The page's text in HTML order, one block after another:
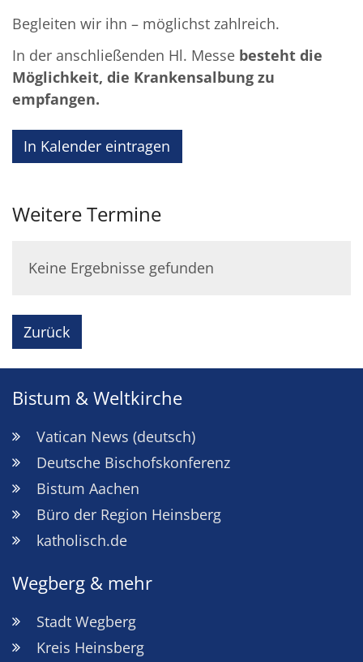
Begleiten wir ihn – möglichst zahlreich.
In der anschließenden Hl. Messe besteht die
Möglichkeit, die Krankensalbung zu
empfangen.
In Kalender eintragen
Weitere Termine
Keine Ergebnisse gefunden
Zurück
Bistum & Weltkirche
Vatican News (deutsch)
Deutsche Bischofskonferenz
Bistum Aachen
Büro der Region Heinsberg
katholisch.de
Wegberg & mehr
Stadt Wegberg
Kreis Heinsberg